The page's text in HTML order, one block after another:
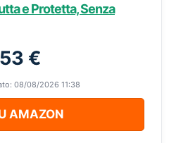
e Protetta, Senza
€
08/08/2026 11:38
AMAZON